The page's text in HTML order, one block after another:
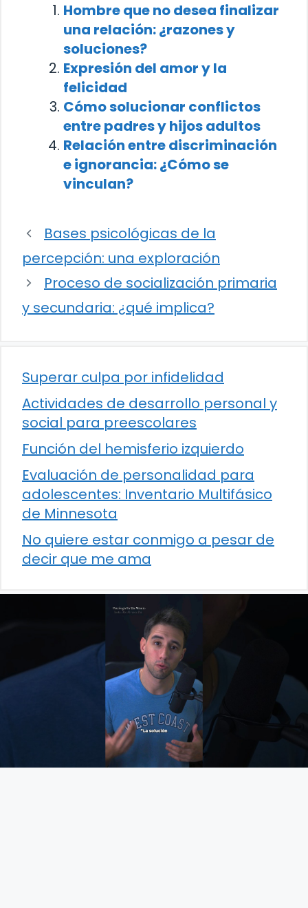
Hombre que no desea finalizar
una relación: ¿razones y
soluciones?
Expresión del amor y la
felicidad
Cómo solucionar conflictos
entre padres y hijos adultos
Relación entre discriminación
e ignorancia: ¿Cómo se
vinculan?
Bases psicológicas de la
percepción: una exploración
Proceso de socialización primaria
y secundaria: ¿qué implica?
Superar culpa por infidelidad
Actividades de desarrollo personal y
social para preescolares
Función del hemisferio izquierdo
Evaluación de personalidad para
adolescentes: Inventario Multifásico
de Minnesota
No quiere estar conmigo a pesar de
decir que me ama